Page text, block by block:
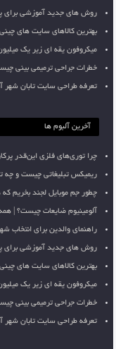
روش های جدید آموزشی برای
بهترین کالاهای سایت های
میکروفون یقه ای زیر یک
خطرات جراحی ترمیمی بینی
تعرفه طراحی سایت تابان
آخرین آلبوم ها
چرا توری‌های فلزی این‌قدر
ریمیکس تبلیغاتی چیست و چه
چطور جم موبایل لجند بخریم
آلومینیوم ضایعات چیست؟ |
راهنمای والدین برای انتخاب
روش های جدید آموزشی برای
بهترین کالاهای سایت های
میکروفون یقه ای زیر یک
خطرات جراحی ترمیمی بینی
تعرفه طراحی سایت تابان